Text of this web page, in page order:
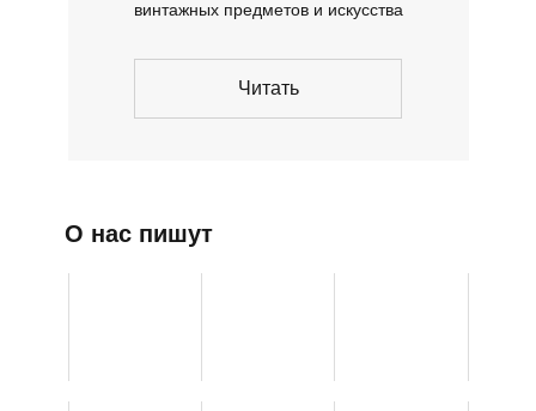
винтажных предметов и искусства
Читать
О нас пишут